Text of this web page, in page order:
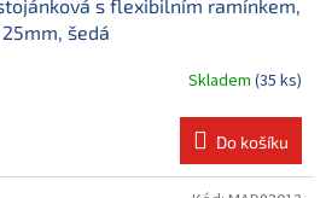
s flexibilním ramínkem,
25mm, šedá
Skladem (35 ks)
Do košíku